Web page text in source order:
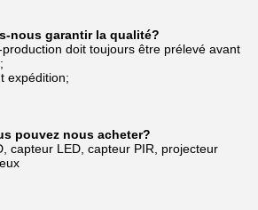
nous garantir la qualité?
doit toujours être prélevé avant
expédition;
pouvez nous acheter?
capteur LED, capteur PIR, projecteur